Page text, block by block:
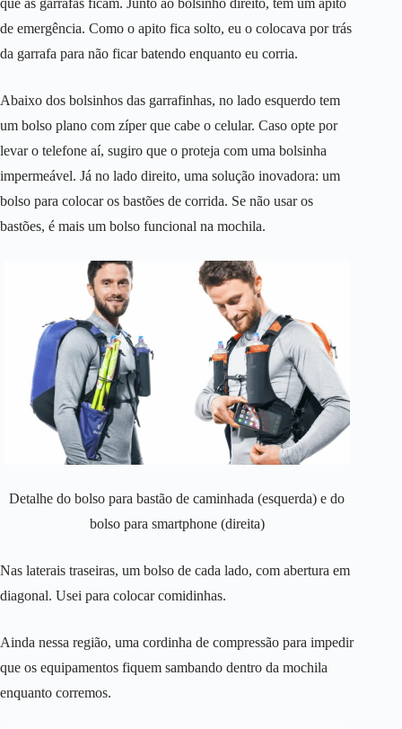
que as garrafas ficam. Junto ao bolsinho direito, tem um apito
de emergência. Como o apito fica solto, eu o colocava por trás
da garrafa para não ficar batendo enquanto eu corria.
Abaixo dos bolsinhos das garrafinhas, no lado esquerdo tem
um bolso plano com zíper que cabe o celular. Caso opte por
levar o telefone aí, sugiro que o proteja com uma bolsinha
impermeável. Já no lado direito, uma solução inovadora: um
bolso para colocar os bastões de corrida. Se não usar os
bastões, é mais um bolso funcional na mochila.
Detalhe do bolso para bastão de caminhada (esquerda) e do
bolso para smartphone (direita)
Nas laterais traseiras, um bolso de cada lado, com abertura em
diagonal. Usei para colocar comidinhas.
Ainda nessa região, uma cordinha de compressão para impedir
que os equipamentos fiquem sambando dentro da mochila
enquanto corremos.